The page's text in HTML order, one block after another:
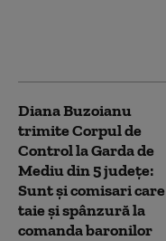
Diana Buzoianu
trimite Corpul de
Control la Garda de
Mediu din 5 județe:
Sunt și comisari care
taie și spânzură la
comanda baronilor